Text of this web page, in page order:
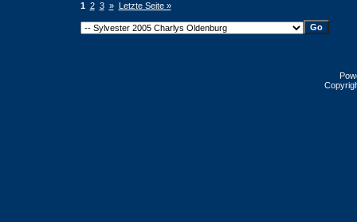
1 2 3 » Letzte Seite »